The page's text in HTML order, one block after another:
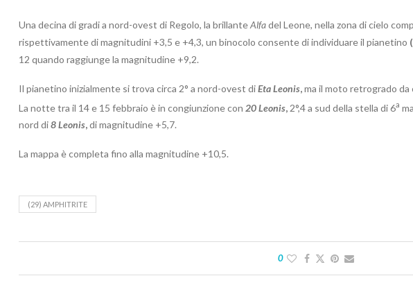
Una decina di gradi a nord-ovest di Regolo, la brillanteAlfadel Leone, nella zona di cielo
rispettivamente di magnitudini +3,5 e +4,3, un binocolo consente di individuare il pianetino
12 quando raggiunge la magnitudine +9,2.
Il pianetino inizialmente si trova circa 2° a nord-ovest diEta Leonis,ma il moto retrogrado da
La notte tra il 14 e 15 febbraio è in congiunzione con 20 Leonis 2°,4 a sud della stella di 6a
nord di8 Leonis,di magnitudine +5,7.
La mappa è completa fino alla magnitudine +10,5.
(29) AMPHITRITE
0